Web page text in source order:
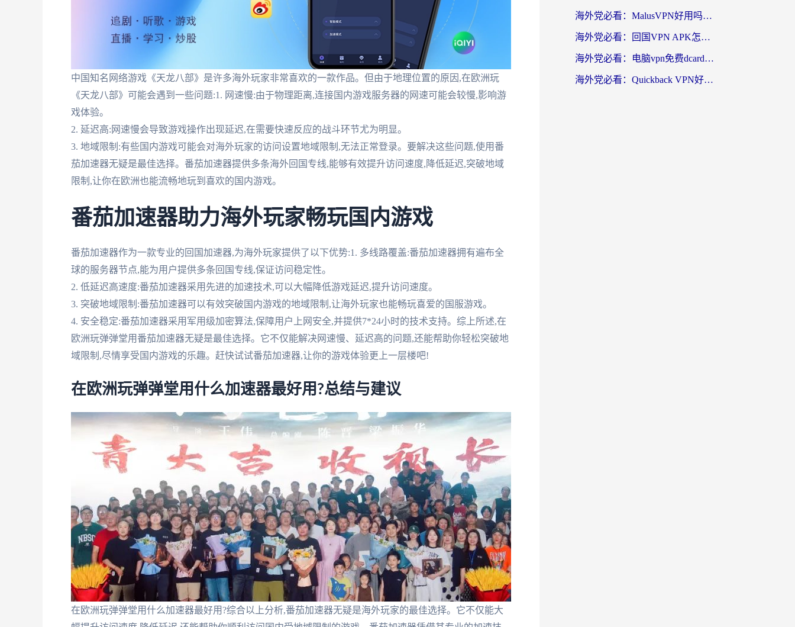
中国知名网络游戏《天龙八部》是许多海外玩家非常喜欢的一款作品。但由于地理位置的原因,在欧洲玩
《天龙八部》可能会遇到一些问题:1. 网速慢:由于物理距离,连接国内游戏服务器的网速可能会较慢,影响游
戏体验。
2. 延迟高:网速慢会导致游戏操作出现延迟,在需要快速反应的战斗环节尤为明显。
3. 地域限制:有些国内游戏可能会对海外玩家的访问设置地域限制,无法正常登录。要解决这些问题,使用番
茄加速器无疑是最佳选择。番茄加速器提供多条海外回国专线,能够有效提升访问速度,降低延迟,突破地域
限制,让你在欧洲也能流畅地玩到喜欢的国内游戏。
番茄加速器助力海外玩家畅玩国内游戏
番茄加速器作为一款专业的回国加速器,为海外玩家提供了以下优势:1. 多线路覆盖:番茄加速器拥有遍布全
球的服务器节点,能为用户提供多条回国专线,保证访问稳定性。
2. 低延迟高速度:番茄加速器采用先进的加速技术,可以大幅降低游戏延迟,提升访问速度。
3. 突破地域限制:番茄加速器可以有效突破国内游戏的地域限制,让海外玩家也能畅玩喜爱的国服游戏。
4. 安全稳定:番茄加速器采用军用级加密算法,保障用户上网安全,并提供7*24小时的技术支持。综上所述,在
欧洲玩弹弹堂用番茄加速器无疑是最佳选择。它不仅能解决网速慢、延迟高的问题,还能帮助你轻松突破地
域限制,尽情享受国内游戏的乐趣。赶快试试番茄加速器,让你的游戏体验更上一层楼吧!
在欧洲玩弹弹堂用什么加速器最好用?总结与建议
在欧洲玩弹弹堂用什么加速器最好用?综合以上分析,番茄加速器无疑是海外玩家的最佳选择。它不仅能大
海外党必看：MalusVPN好用吗？和畅游VPN对比哪个回国效果更好？附穿梭飞鱼神龟真实体验
海外党必看：回国VPN APK怎么选？3步教你无缝刷国内剧玩国服
海外党必看：电脑vpn免费dcard真的靠谱吗？教你选对回国加速器无缝访问国内资源
海外党必看：Quickback VPN好用吗？和小黑牛VPN对比哪个回国效果更好？附真实体验+避坑指南